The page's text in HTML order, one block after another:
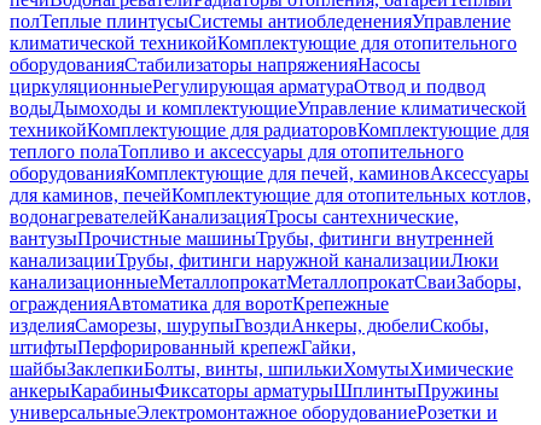
полТеплые плинтусыСистемы антиобледененияУправление
климатической техникойКомплектующие для отопительного
оборудованияСтабилизаторы напряженияНасосы
циркуляционныеРегулирующая арматураОтвод и подвод
водыДымоходы и комплектующиеУправление климатической
техникойКомплектующие для радиаторовКомплектующие для
теплого полаТопливо и аксессуары для отопительного
оборудованияКомплектующие для печей, каминовАксессуары
для каминов, печейКомплектующие для отопительных котлов,
водонагревателейКанализацияТросы сантехнические,
вантузыПрочистные машиныТрубы, фитинги внутренней
канализацииТрубы, фитинги наружной канализацииЛюки
канализационныеМеталлопрокатМеталлопрокатСваиЗаборы,
огражденияАвтоматика для воротКрепежные
изделияСаморезы, шурупыГвоздиАнкеры, дюбелиСкобы,
штифтыПерфорированный крепежГайки,
шайбыЗаклепкиБолты, винты, шпилькиХомутыХимические
анкерыКарабиныФиксаторы арматурыШплинтыПружины
универсальныеЭлектромонтажное оборудованиеРозетки и